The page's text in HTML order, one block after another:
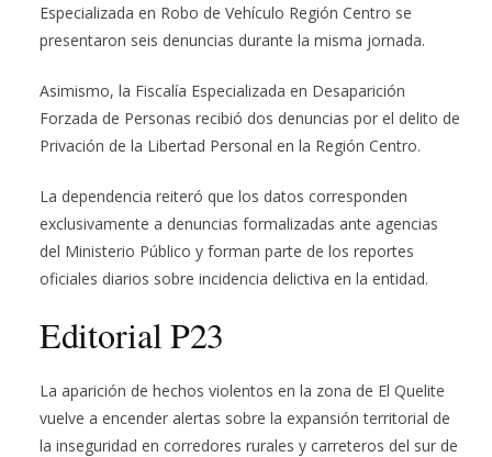
Especializada en Robo de Vehículo Región Centro se
presentaron seis denuncias durante la misma jornada.
Asimismo, la Fiscalía Especializada en Desaparición
Forzada de Personas recibió dos denuncias por el delito de
Privación de la Libertad Personal en la Región Centro.
La dependencia reiteró que los datos corresponden
exclusivamente a denuncias formalizadas ante agencias
del Ministerio Público y forman parte de los reportes
oficiales diarios sobre incidencia delictiva en la entidad.
Editorial P23
La aparición de hechos violentos en la zona de El Quelite
vuelve a encender alertas sobre la expansión territorial de
la inseguridad en corredores rurales y carreteros del sur de